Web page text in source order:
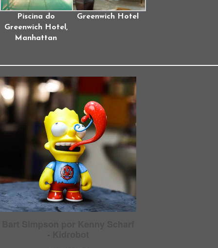
Piscina do
Greenwich Hotel,
Manhattan
Greenwich Hotel